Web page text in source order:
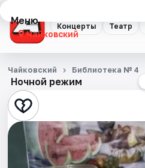
Концерты Театр
Меню
Чайковский
Концерты
Театр
Экскурсии
События
Ночной режим
Чайковский Библиотека № 4